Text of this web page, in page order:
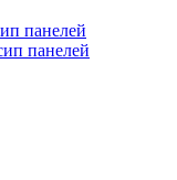
панелей
панелей